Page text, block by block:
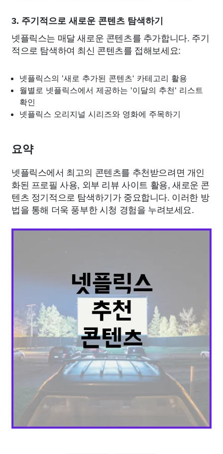
3. 주기적으로 새로운 콘텐츠 탐색하기
넷플릭스는 매달 새로운 콘텐츠를 추가합니다. 주기
적으로 탐색하여 최신 콘텐츠를 접해보세요:
넷플릭스의 '새로 추가된 콘텐츠' 카테고리 활용
월별로 넷플릭스에서 제공하는 '이달의 추천' 리스트
확인
넷플릭스 오리지널 시리즈와 영화에 주목하기
요약
넷플릭스에서 최고의 콘텐츠를 추천받으려면 개인
화된 프로필 사용, 외부 리뷰 사이트 활용, 새로운 콘
텐츠 정기적으로 탐색하기가 중요합니다. 이러한 방
법을 통해 더욱 풍부한 시청 경험을 누려보세요.